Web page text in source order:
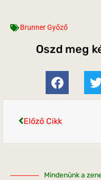
Brunner Győző
Oszd meg
Előző Cikk
Mindenünk a